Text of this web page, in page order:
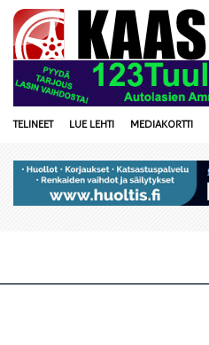
TELINEET LUE LEHTI MEDIAKORTTI